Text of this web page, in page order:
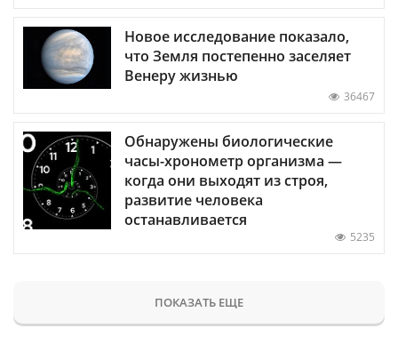
Новое исследование показало,
что Земля постепенно заселяет
Венеру жизнью
36467
Обнаружены биологические
часы-хронометр организма —
когда они выходят из строя,
развитие человека
останавливается
5235
ПОКАЗАТЬ ЕЩЕ